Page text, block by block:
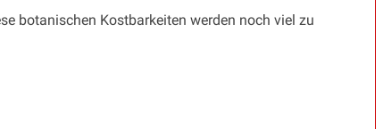
botanischen Kostbarkeiten werden noch viel zu